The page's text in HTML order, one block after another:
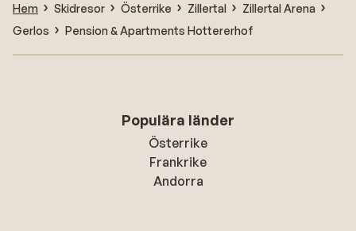
Hem Skidresor Österrike Zillertal
Zillertal Arena
Gerlos
Pension & Apartments Hottererhof
Populära länder
Österrike
Frankrike
Andorra